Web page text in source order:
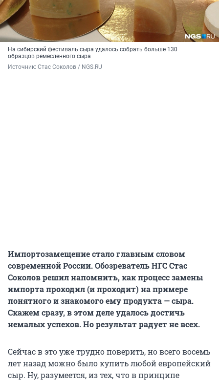
На сибирский фестиваль сыра удалось собрать больше 130
образцов ремесленного сыра
Источник: Стас Соколов / NGS.RU
Импортозамещение стало главным словом
современной России. Обозреватель НГС Стас
Соколов решил напомнить, как процесс замены
импорта проходил (и проходит) на примере
понятного и знакомого ему продукта — сыра.
Скажем сразу, в этом деле удалось достичь
немалых успехов. Но результат радует не всех.
Сейчас в это уже трудно поверить, но всего восемь
лет назад можно было купить любой европейский
сыр. Ну, разумеется, из тех, что в принципе